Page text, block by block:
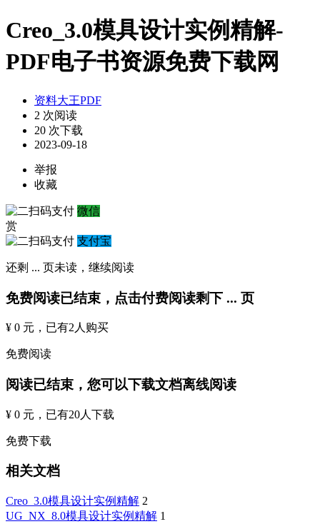
Creo_3.0模具设计实例精解-
PDF电子书资源免费下载网
资料大王PDF
2 次阅读
20 次下载
2023-09-18
举报
收藏
微信
赏
支付宝
还剩 ... 页未读， 继续阅读
免费阅读已结束，点击付费阅读剩下 ... 页
¥ 0 元 ，已有2 人购买
免费阅读
阅读已结束，您可以下载文档离线阅读
¥ 0 元 ，已有20人下载
免费下载
相关文档
Creo_3.0模具设计实例精解 2
UG_NX_8.0模具设计实例精解 1